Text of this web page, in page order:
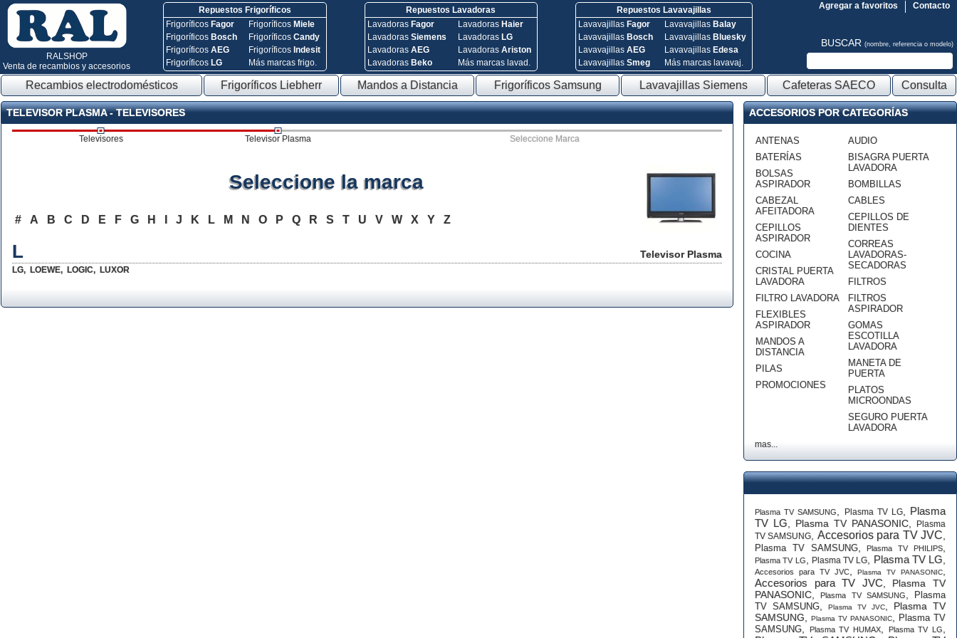
RALSHOP
Venta de recambios y accesorios
Repuestos Frigoríficos
Frigoríficos Fagor
Frigoríficos Bosch
FrigoríficosAEG
Frigoríficos LG
Frigoríficos Miele
FrigoríficosCandy
Frigoríficos Indesit
Más marcas frigo.
Repuestos Lavadoras
Lavadoras Fagor
Lavadoras Siemens
Lavadoras AEG
Lavadoras Beko
Lavadoras Haier
Lavadoras LG
Lavadoras Ariston
Más marcas lavad.
Repuestos Lavavajillas
Lavavajillas Fagor
Lavavajillas Bosch
Lavavajillas AEG
Lavavajillas Smeg
Lavavajillas Balay
Lavavajillas Bluesky
Lavavajillas Edesa
Más marcas lavavaj.
Contacto
Agregar a favoritos
BUSCAR (nombre, referencia o modelo)
Recambios electrodomésticos Frigoríficos Liebherr Mandos a Distancia Frigoríficos Samsung Lavavajillas Siemens Cafeteras SAECO Consulta
TELEVISOR PLASMA - TELEVISORES
Televisores Televisor Plasma Seleccione Marca
Televisor Plasma
Seleccione la marca
# A B C D E F G H J K L M N O P Q R S T U V W X Y Z
L
LG, LOEWE, LOGIC, LUXOR
ACCESORIOS POR CATEGORÍAS
ANTENAS
BATERÍAS
BOLSAS
ASPIRADOR
CABEZAL
AFEITADORA
CEPILLOS
ASPIRADOR
COCINA
CRISTAL PUERTA
LAVADORA
FILTRO LAVADORA
FLEXIBLES
ASPIRADOR
MANDOS A
DISTANCIA
PILAS
PROMOCIONES
AUDIO
BISAGRA PUERTA
LAVADORA
BOMBILLAS
CABLES
CEPILLOS DE
DIENTES
CORREAS
LAVADORAS-
SECADORAS
FILTROS
FILTROS
ASPIRADOR
GOMAS
ESCOTILLA
LAVADORA
MANETA DE
PUERTA
PLATOS
MICROONDAS
SEGURO PUERTA
LAVADORA
mas...
Plasma TV SAMSUNG Plasma TV LG, Plasma
TV LG
Plasma TV PANASONIC
Plasma
TV SAMSUNG
Accesorios para TV JVC
Plasma TV SAMSUNG,Plasma TV PHILIPS
Plasma TV LG Plasma TV LG Plasma TV LG
Accesorios para TV JVC,Plasma TV PANASONIC
Accesorios para TV JVC
Plasma TV
PANASONIC ,Plasma TV SAMSUNG
Plasma
TV SAMSUNG
Plasma TV JVC
Plasma TV
SAMSUNG
Plasma TV PANASONIC
Plasma TV
SAMSUNG
Plasma TV HUMAX Plasma TV LG